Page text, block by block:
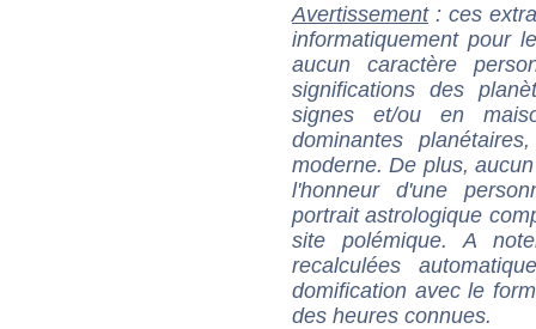
Avertissement: ces
informatiquement pour
aucun caractère
significations des
signes et/ou en
dominantes
moderne. De plus,
l'honneur d'une
portrait astrologique
site polémique. A
recalculées
domification avec le
des heures connues.